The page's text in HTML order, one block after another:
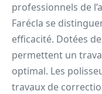
professionnels de
Farécla se
efficacité. Dotées
permettent un
optimal. Les
travaux de